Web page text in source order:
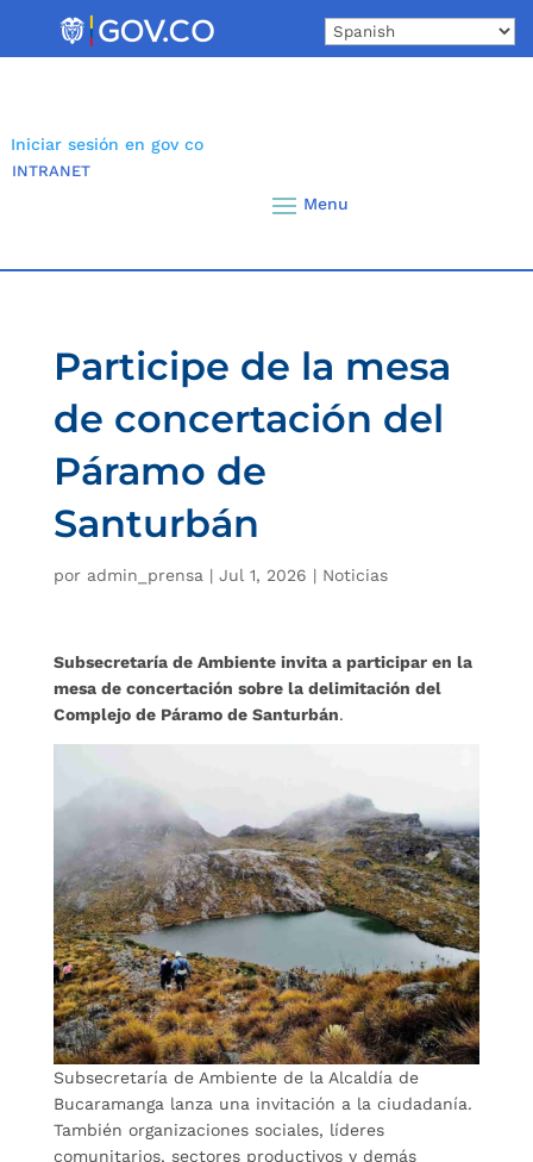
Iniciar sesión en gov co
INTRANET
Participe de la mesa
de concertación del
Páramo de
Santurbán
por admin_prensa | Jul 1, 2026 | Noticias
Subsecretaría de Ambiente invita a participar en la
mesa de concertación sobre la delimitación del
Complejo de Páramo de Santurbán.
Subsecretaría de Ambiente de la Alcaldía de
Bucaramanga lanza una invitación a la ciudadanía.
También organizaciones sociales, líderes
comunitarios, sectores productivos y demás